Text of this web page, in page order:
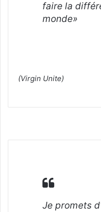
faire la
monde»
(Virgin Unite)
Je promets